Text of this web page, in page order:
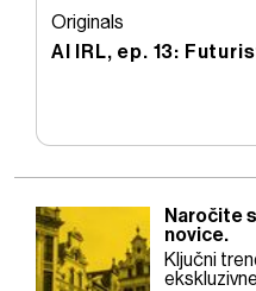
Originals
AI IRL, ep. 13:
Naročite
novice.
Ključni